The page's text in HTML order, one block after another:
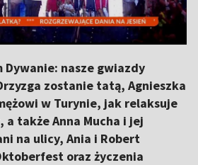
Dywanie: nasze gwiazdy
zostanie tatą, Agnieszka
w Turynie, jak relaksuje
a także Anna Mucha i jej
na ulicy, Ania i Robert
oraz życzenia